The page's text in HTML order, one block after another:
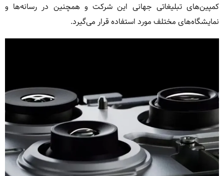
کمپین‌های تبلیغاتی جهانی این شرکت و همچنین در رسانه‌ها و
نمایشگاه‌های مختلف مورد استفاده قرار می‌گیرد.